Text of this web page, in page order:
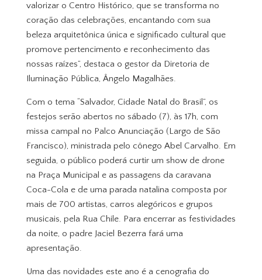
valorizar o Centro Histórico, que se transforma no
coração das celebrações, encantando com sua
beleza arquitetônica única e significado cultural que
promove pertencimento e reconhecimento das
nossas raízes”, destaca o gestor da Diretoria de
Iluminação Pública, Ângelo Magalhães.
Com o tema “Salvador, Cidade Natal do Brasil”, os
festejos serão abertos no sábado (7), às 17h, com
missa campal no Palco Anunciação (Largo de São
Francisco), ministrada pelo cônego Abel Carvalho. Em
seguida, o público poderá curtir um show de drone
na Praça Municipal e as passagens da caravana
Coca-Cola e de uma parada natalina composta por
mais de 700 artistas, carros alegóricos e grupos
musicais, pela Rua Chile. Para encerrar as festividades
da noite, o padre Jaciel Bezerra fará uma
apresentação.
Uma das novidades este ano é a cenografia do